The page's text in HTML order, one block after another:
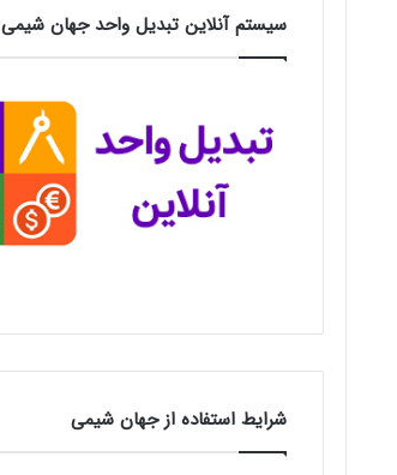
سیستم آنلاین تبدیل واحد جهان شیمی
شرایط استفاده از جهان شیمی